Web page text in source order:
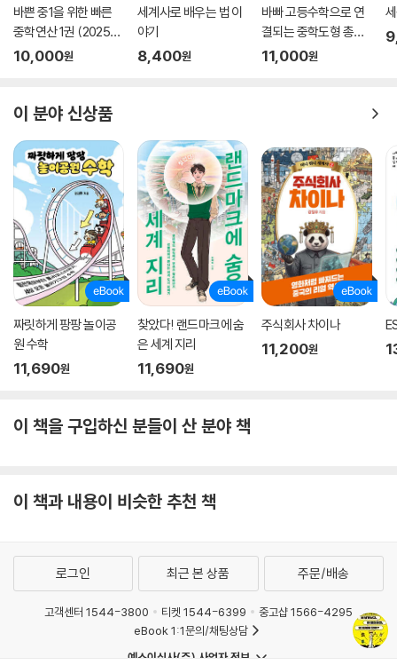
바쁜 중1을 위한 빠른
중학연산 1권 (2025
년)
10,000원
세계사로 배우는 법 이
야기
8,400원
바빠 고등수학으로 연
결되는 중학도형 총정
리
11,000원
이 분야 신상품
짜릿하게 팡팡 놀이공
원 수학
11,690원
찾았다! 랜드마크에 숨
은 세계 지리
11,690원
주식회사 차이나
11,200원
이 책을 구입하신 분들이 산 분야 책
이 책과 내용이 비슷한 추천 책
로그인 최근 본 상품 주문/배송
고객센터 1544-3800 티켓 1544-6399
중고샵 1566-4295
eBook 1:1문의/채팅상담
예스이십사(주) 사업자 정보